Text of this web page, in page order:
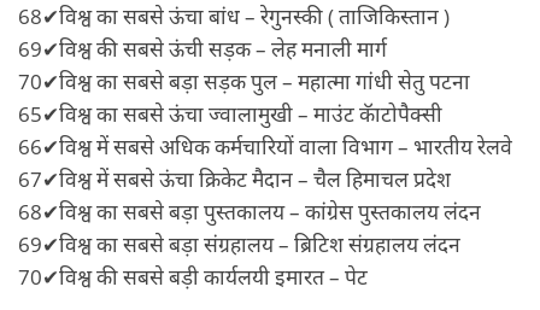
68✔विश्व का सबसे ऊंचा बांध – रेगुनस्की ( ताजिकिस्तान )
69✔विश्व की सबसे ऊंची सड़क – लेह मनाली मार्ग
70✔विश्व का सबसे बड़ा सड़क पुल – महात्मा गांधी सेतु पटना
65✔विश्व का सबसे ऊंचा ज्वालामुखी – माउंट कॅाटोपैक्सी
66✔विश्व में सबसे अधिक कर्मचारियों वाला विभाग – भारतीय रेलवे
67✔विश्व में सबसे ऊंचा क्रिकेट मैदान – चैल हिमाचल प्रदेश
68✔विश्व का सबसे बड़ा पुस्तकालय – कांग्रेस पुस्तकालय लंदन
69✔विश्व का सबसे बड़ा संग्रहालय – ब्रिटिश संग्रहालय लंदन
70✔विश्व की सबसे बड़ी कार्यलयी इमारत – पेट